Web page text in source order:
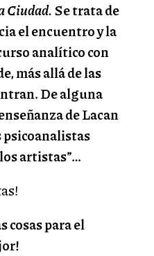
Ciudad. Se trata de
el encuentro y la
analítico con
más allá de las
De alguna
de Lacan
psicoanalistas
artistas”…
cosas para el